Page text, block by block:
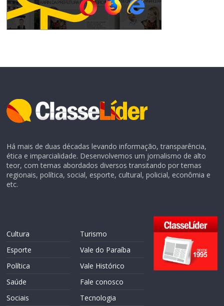
Há mais de duas décadas levando informação, transparência,
ética e imparcialidade. Desenvolvemos um jornalismo de alto
teor, com temas abordados diversos transitando por temas
regionais, política, social, esporte, cultural, policial, econômia e
etc.
Cultura
Esporte
Política
Saúde
Sociais
Turismo
Vale do Paraíba
Vale Histórico
Fale conosco
Tecnologia